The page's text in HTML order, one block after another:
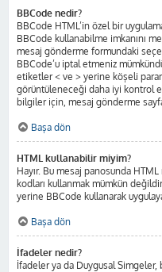
BBCode nedir?
BBCode HTML’in özel bir
BBCode kullanabilme imkanını
mesaj gönderme formundaki
BBCode’u iptal etmeniz
etiketler < ve > yerine köşeli
görüntüleneceği daha iyi kontrol
bilgiler için, mesaj gönderme
Başa dön
HTML kullanabilir miyim?
Hayır. Bu mesaj panosunda
kodları kullanmak mümkün
yerine BBCode kullanarak
Başa dön
İfadeler nedir?
İfadeler ya da Duygusal